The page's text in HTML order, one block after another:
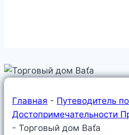
Главная - Путеводитель
Достопримечательности
- Торговый дом Baťa